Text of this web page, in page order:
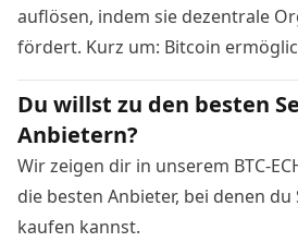
auflösen, indem sie dezentrale
fördert. Kurz um: Bitcoin
Du willst zu den besten
Anbietern?
Wir zeigen dir in unserem BTC-
die besten Anbieter, bei denen du
kaufen kannst.